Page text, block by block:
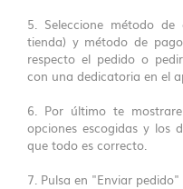
5. Seleccione método
tienda) y método de
respecto el pedido o
con una dedicatoria en el
6. Por último te
opciones escogidas y los
que todo es correcto.
7. Pulsa en "Enviar pedido"